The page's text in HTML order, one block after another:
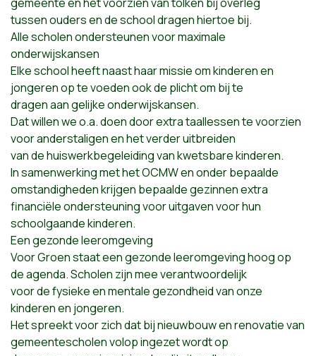
tussen ouders en de school dragen hiertoe bij.
Alle scholen ondersteunen voor maximale
onderwijskansen
Elke school heeft naast haar missie om kinderen en
jongeren op te voeden ook de plicht om bij te
dragen aan gelijke onderwijskansen.
Dat willen we o.a. doen door extra taallessen te voorzien
voor anderstaligen en het verder uitbreiden
van de huiswerkbegeleiding van kwetsbare kinderen.
In samenwerking met het OCMW en onder bepaalde
omstandigheden krijgen bepaalde gezinnen extra
financiële ondersteuning voor uitgaven voor hun
schoolgaande kinderen.
Een gezonde leeromgeving
Voor Groen staat een gezonde leeromgeving hoog op
de agenda. Scholen zijn mee verantwoordelijk
voor de fysieke en mentale gezondheid van onze
kinderen en jongeren.
Het spreekt voor zich dat bij nieuwbouw en renovatie van
gemeentescholen volop ingezet wordt op